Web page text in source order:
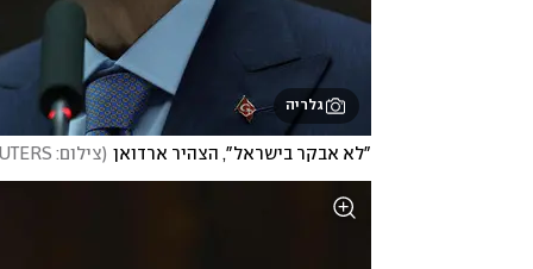
גלריה
"לא אבקר בישראל", הצהיר ארדואן (צילום: Murat Cetinmuhurdar/PPO/Handout via REUTERS